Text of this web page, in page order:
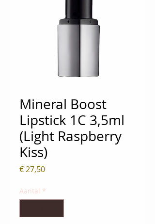
Mineral Boost
Lipstick 1C 3,5ml
(Light Raspberry
Kiss)
€ 27,50Prijs
Aantal *